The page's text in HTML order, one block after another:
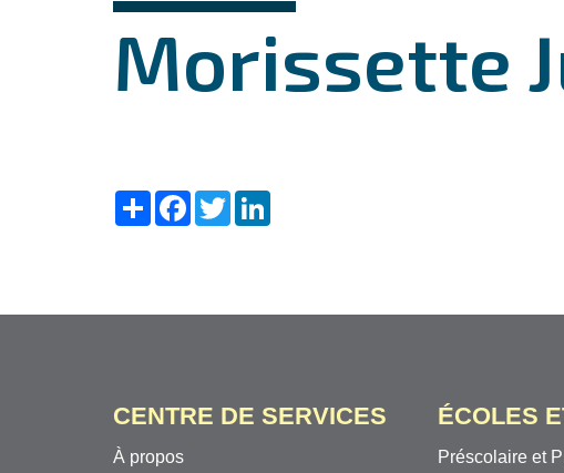
Morissette
ShareFacebook
Twitter
CENTRE DE SERVICES
À propos
ÉCOLES
Préscolaire et